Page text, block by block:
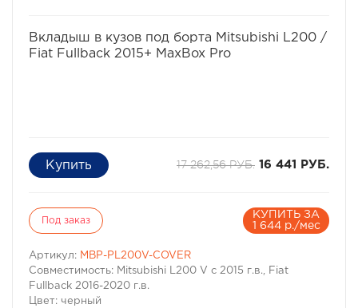
Вкладыш в кузов под борта Mitsubishi L200 /
Fiat Fullback 2015+ MaxBox Pro
17 262,56 РУБ. 16 441 РУБ.
Под заказ
КУПИТЬ ЗА
1 644 р./мес
Артикул: MBP-PL200V-COVER
Совместимость: Mitsubishi L200 V с 2015 г.в., Fiat
Fullback 2016-2020 г.в.
Цвет: черный